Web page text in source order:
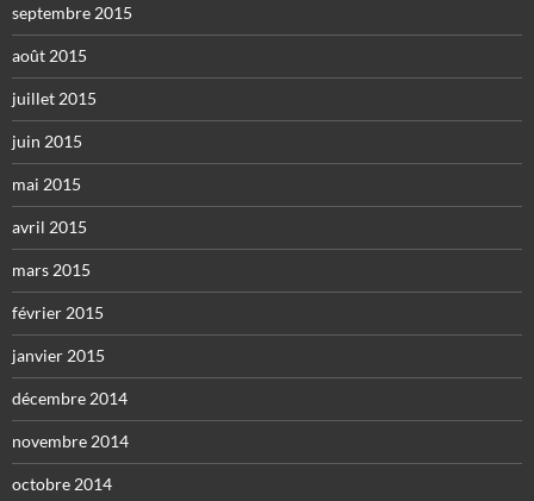
septembre 2015
août 2015
juillet 2015
juin 2015
mai 2015
avril 2015
mars 2015
février 2015
janvier 2015
décembre 2014
novembre 2014
octobre 2014